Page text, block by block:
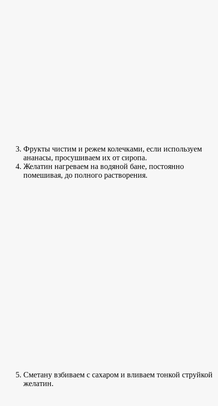
Фрукты чистим и режем колечками, если используем
ананасы, просушиваем их от сиропа.
Желатин нагреваем на водяной бане, постоянно
помешивая, до полного растворения.
Сметану взбиваем с сахаром и вливаем тонкой струйкой
желатин.